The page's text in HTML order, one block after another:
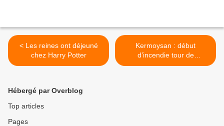
< Les reines ont déjeuné
chez Harry Potter
Kermoysan : début
d’incendie tour de
Gascogne >
Hébergé par Overblog
Top articles
Pages